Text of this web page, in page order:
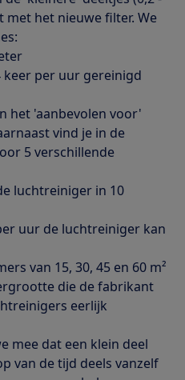
met het nieuwe filter. We
per uur gereinigd
het 'aanbevolen voor'
vind je in de
5 verschillende
luchtreiniger in 10
uur de luchtreiniger kan
van 15, 30, 45 en 60 m²
die de fabrikant
eerlijk
mee dat een klein deel
van de tijd deels vanzelf